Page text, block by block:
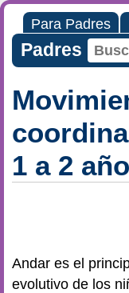
Para Padres
Padres
1 a 2
Andar es el
evolutivo de los